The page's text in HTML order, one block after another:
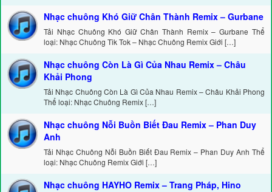
Nhạc chuông Khó Giữ Chân Thành Remix – Gurbane
Tải Nhạc Chuông Khó Giữ Chân Thành Remix – Gurbane Thể
loại: Nhạc Chuông Tik Tok – Nhạc Chuông Remix Giới […]
Nhạc chuông Còn Là Gì Của Nhau Remix – Châu
Khải Phong
Tải Nhạc Chuông Còn Là Gì Của Nhau Remix – Châu Khải Phong
Thể loại: Nhạc Chuông Remix […]
Nhạc chuông Nỗi Buồn Biết Đau Remix – Phan Duy
Anh
Tải Nhạc Chuông Nỗi Buồn Biết Đau Remix – Phan Duy Anh Thể
loại: Nhạc Chuông Remix Giới […]
Nhạc chuông HAYHO Remix – Trang Pháp, Hino